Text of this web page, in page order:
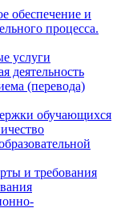
обеспечение и
процесса.
услуги
деятельность
(перевода)
обучающихся
и требования